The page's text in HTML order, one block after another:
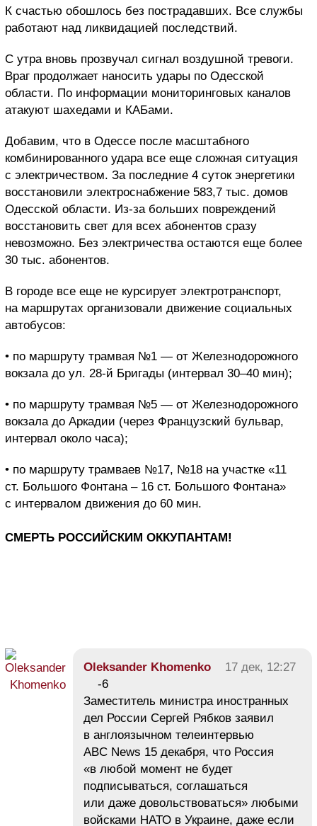
К счастью обошлось без пострадавших. Все службы
работают над ликвидацией последствий.
С утра вновь прозвучал сигнал воздушной тревоги.
Враг продолжает наносить удары по Одесской
области. По информации мониторинговых каналов
атакуют шахедами и КАБами.
Добавим, что в Одессе после масштабного
комбинированного удара все еще сложная ситуация
с электричеством. За последние 4 суток энергетики
восстановили электроснабжение 583,7 тыс. домов
Одесской области. Из-за больших повреждений
восстановить свет для всех абонентов сразу
невозможно. Без электричества остаются еще более
30 тыс. абонентов.
В городе все еще не курсирует электротранспорт,
на маршрутах организовали движение социальных
автобусов:
• по маршруту трамвая №1 — от Железнодорожного
вокзала до ул. 28-й Бригады (интервал 30–40 мин);
• по маршруту трамвая №5 — от Железнодорожного
вокзала до Аркадии (через Французский бульвар,
интервал около часа);
• по маршруту трамваев №17, №18 на участке «11
ст. Большого Фонтана – 16 ст. Большого Фонтана»
с интервалом движения до 60 мин.
СМЕРТЬ РОССИЙСКИМ ОККУПАНТАМ!
Oleksander Khomenko
17 дек, 12:27
-6
Заместитель министра иностранных
дел России Сергей Рябков заявил
в англоязычном телеинтервью
ABC News 15 декабря, что Россия
«в любой момент не будет
подписываться, соглашаться
или даже довольствоваться» любыми
войсками НАТО в Украине, даже если